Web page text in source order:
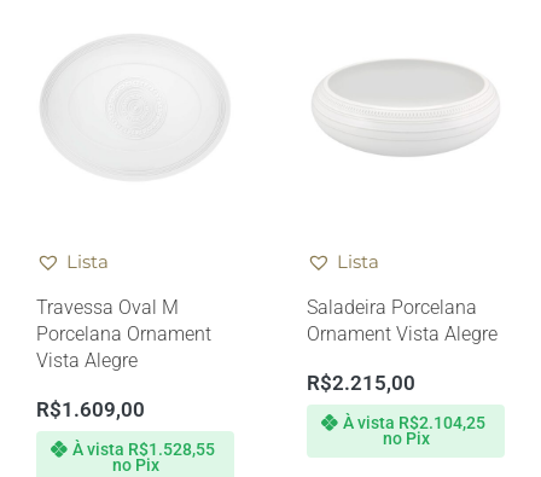
Lista
Travessa Oval M
Porcelana Ornament
Vista Alegre
R$1.609,00
À vista R$1.528,55
no Pix
Lista
Saladeira Porcelana
Ornament Vista Alegre
R$2.215,00
À vista R$2.104,25
no Pix